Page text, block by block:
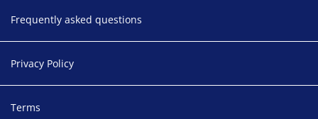
Frequently asked questions
Privacy Policy
Terms